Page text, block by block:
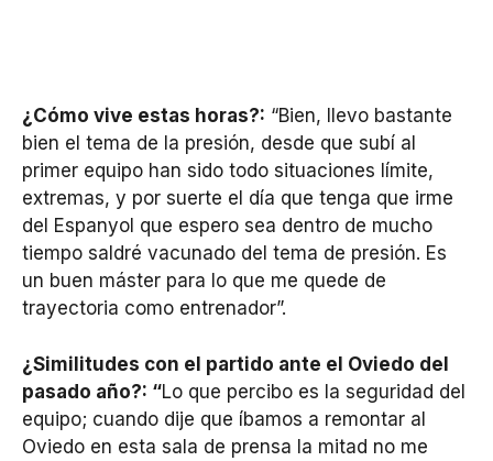
¿Cómo vive estas horas?: “Bien, llevo bastante
bien el tema de la presión, desde que subí al
primer equipo han sido todo situaciones límite,
extremas, y por suerte el día que tenga que irme
del Espanyol que espero sea dentro de mucho
tiempo saldré vacunado del tema de presión. Es
un buen máster para lo que me quede de
trayectoria como entrenador”.
¿Similitudes con el partido ante el Oviedo del
pasado año?: “Lo que percibo es la seguridad del
equipo; cuando dije que íbamos a remontar al
Oviedo en esta sala de prensa la mitad no me